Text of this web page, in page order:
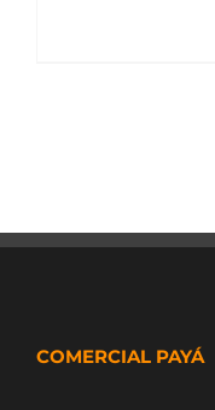
COMERCIAL PAYÁ